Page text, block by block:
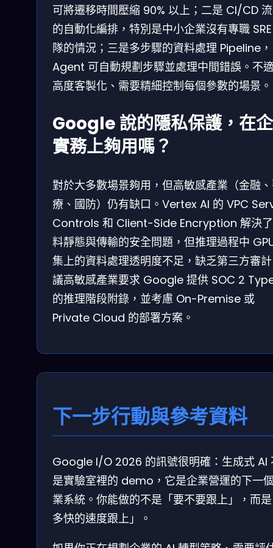
可將遷移時間壓縮 90% 以上；二是 CI/CD
的自動化編排，特別是中小企業沒有專職
隊的情況；三是多步驟的資料處理 Pipeline，
Agent 可自動規劃步驟並處理中間錯誤。不
高度客製化、需要精細控制每個參數的場景。
Google 說的隱私保護，在
實務上夠用嗎？
對於大多數場景夠用，但高敏感產業（金融
療、國防）仍有缺口。Vertex AI 的 VPC
Controls 和 Client-Side Encryption 解決
料靜態與傳輸的安全問題，但推理過程中
集上的資料處理透明度不足，缺乏第三方審
議高敏感產業要求 Google 提供 SOC 2
的推理階段附錄，並考慮 On-Premise 或
Private Cloud 的部署方案。
下一步行動與參考資料
Google I/O 2026 的訊號很明確：生成式 AI
是實驗室裡的 demo，它是企業營運的下一
業系統。你能做的不是「要不要跟上」，而
多快的速度跟上」。